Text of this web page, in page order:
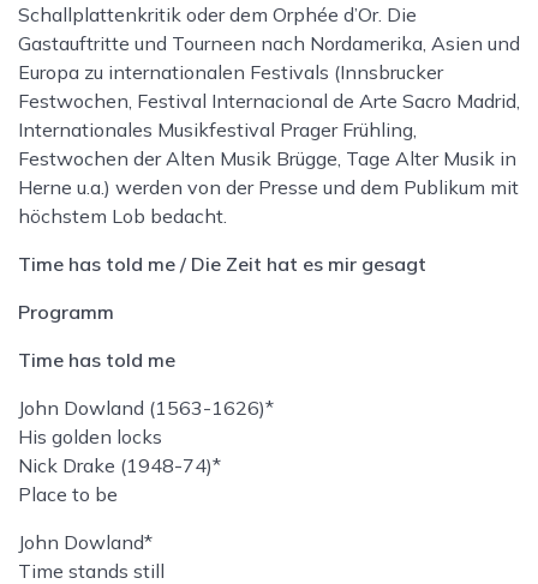
Schallplattenkritik oder dem Orphée d’Or. Die
Gastauftritte und Tourneen nach Nordamerika, Asien und
Europa zu internationalen Festivals (Innsbrucker
Festwochen, Festival Internacional de Arte Sacro Madrid,
Internationales Musikfestival Prager Frühling,
Festwochen der Alten Musik Brügge, Tage Alter Musik in
Herne u.a.) werden von der Presse und dem Publikum mit
höchstem Lob bedacht.
Time has told me / Die Zeit hat es mir gesagt
Programm
Time has told me
John Dowland (1563-1626)*
His golden locks
Nick Drake (1948-74)*
Place to be
John Dowland*
Time stands still